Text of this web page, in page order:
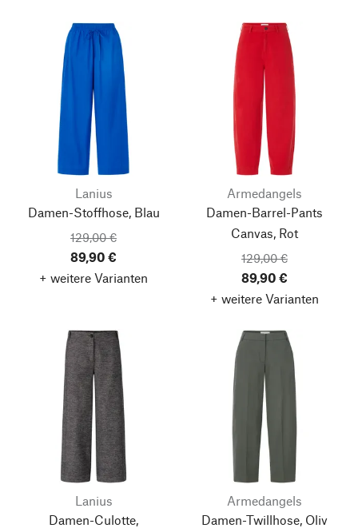
Lanius
Damen-Stoffhose, Blau
129,00 €
89,90 €
+ weitere Varianten
Armedangels
Damen-Barrel-Pants
Canvas, Rot
129,00 €
89,90 €
+ weitere Varianten
Lanius
Damen-Culotte,
Armedangels
Damen-Twillhose, Oliv